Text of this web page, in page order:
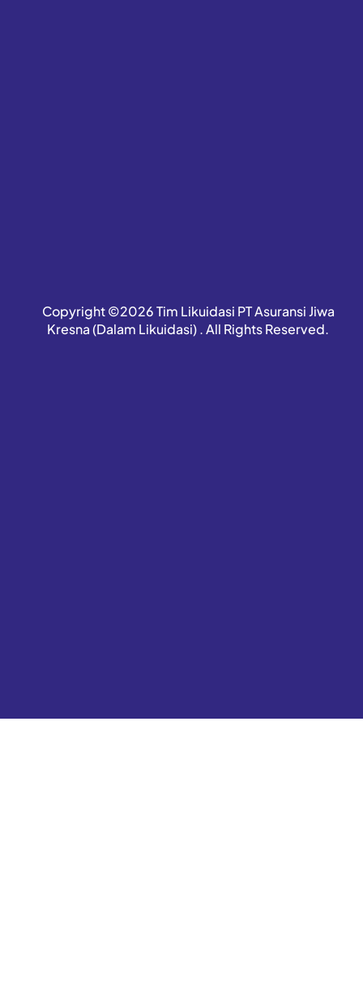
Copyright ©2026 Tim Likuidasi PT Asuransi Jiwa
Kresna (Dalam Likuidasi) . All Rights Reserved.